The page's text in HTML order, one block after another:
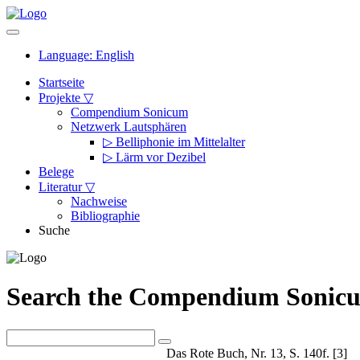
Language: English
Startseite
Projekte ▽
Compendium Sonicum
Netzwerk Lautsphären
▷ Belliphonie im Mittelalter
▷ Lärm vor Dezibel
Belege
Literatur ▽
Nachweise
Bibliographie
Suche
Search the Compendium
Das Rote Buch, Nr. 13, S. 140f. [3]